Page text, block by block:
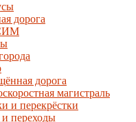
дорога
дорога
магистраль
и перекрёстки
переходы